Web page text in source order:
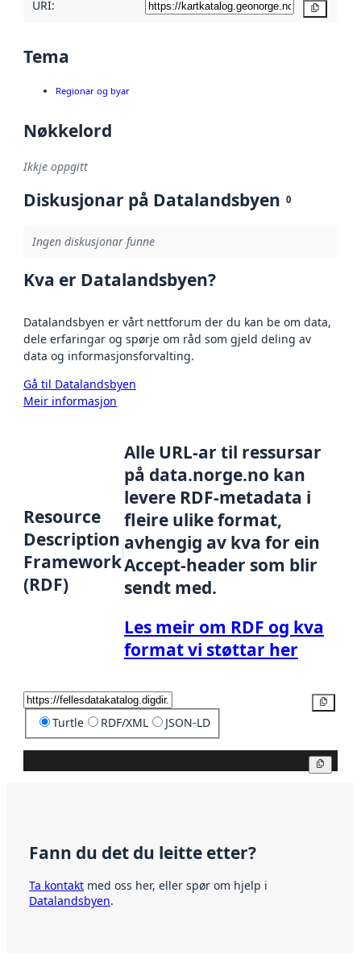
URI:
Tema
Regionar og byar
Nøkkelord
Ikkje oppgitt
Diskusjonar på Datalandsbyen 0
Ingen diskusjonar funne
Kva er Datalandsbyen?
Datalandsbyen er vårt nettforum der du kan be om data,
dele erfaringar og spørje om råd som gjeld deling av
data og informasjonsforvalting.
Gå til Datalandsbyen
Meir informasjon
Resource
Description
Framework
(RDF)
Alle URL-ar til ressursar
på data.norge.no kan
levere RDF-metadata i
fleire ulike format,
avhengig av kva for ein
Accept-header som blir
sendt med.
Les meir om RDF og kva
format vi støttar her
Turtle RDF/XML JSON-LD
Fann du det du leitte etter?
Ta kontakt med oss her, eller spør om hjelp i
Datalandsbyen.